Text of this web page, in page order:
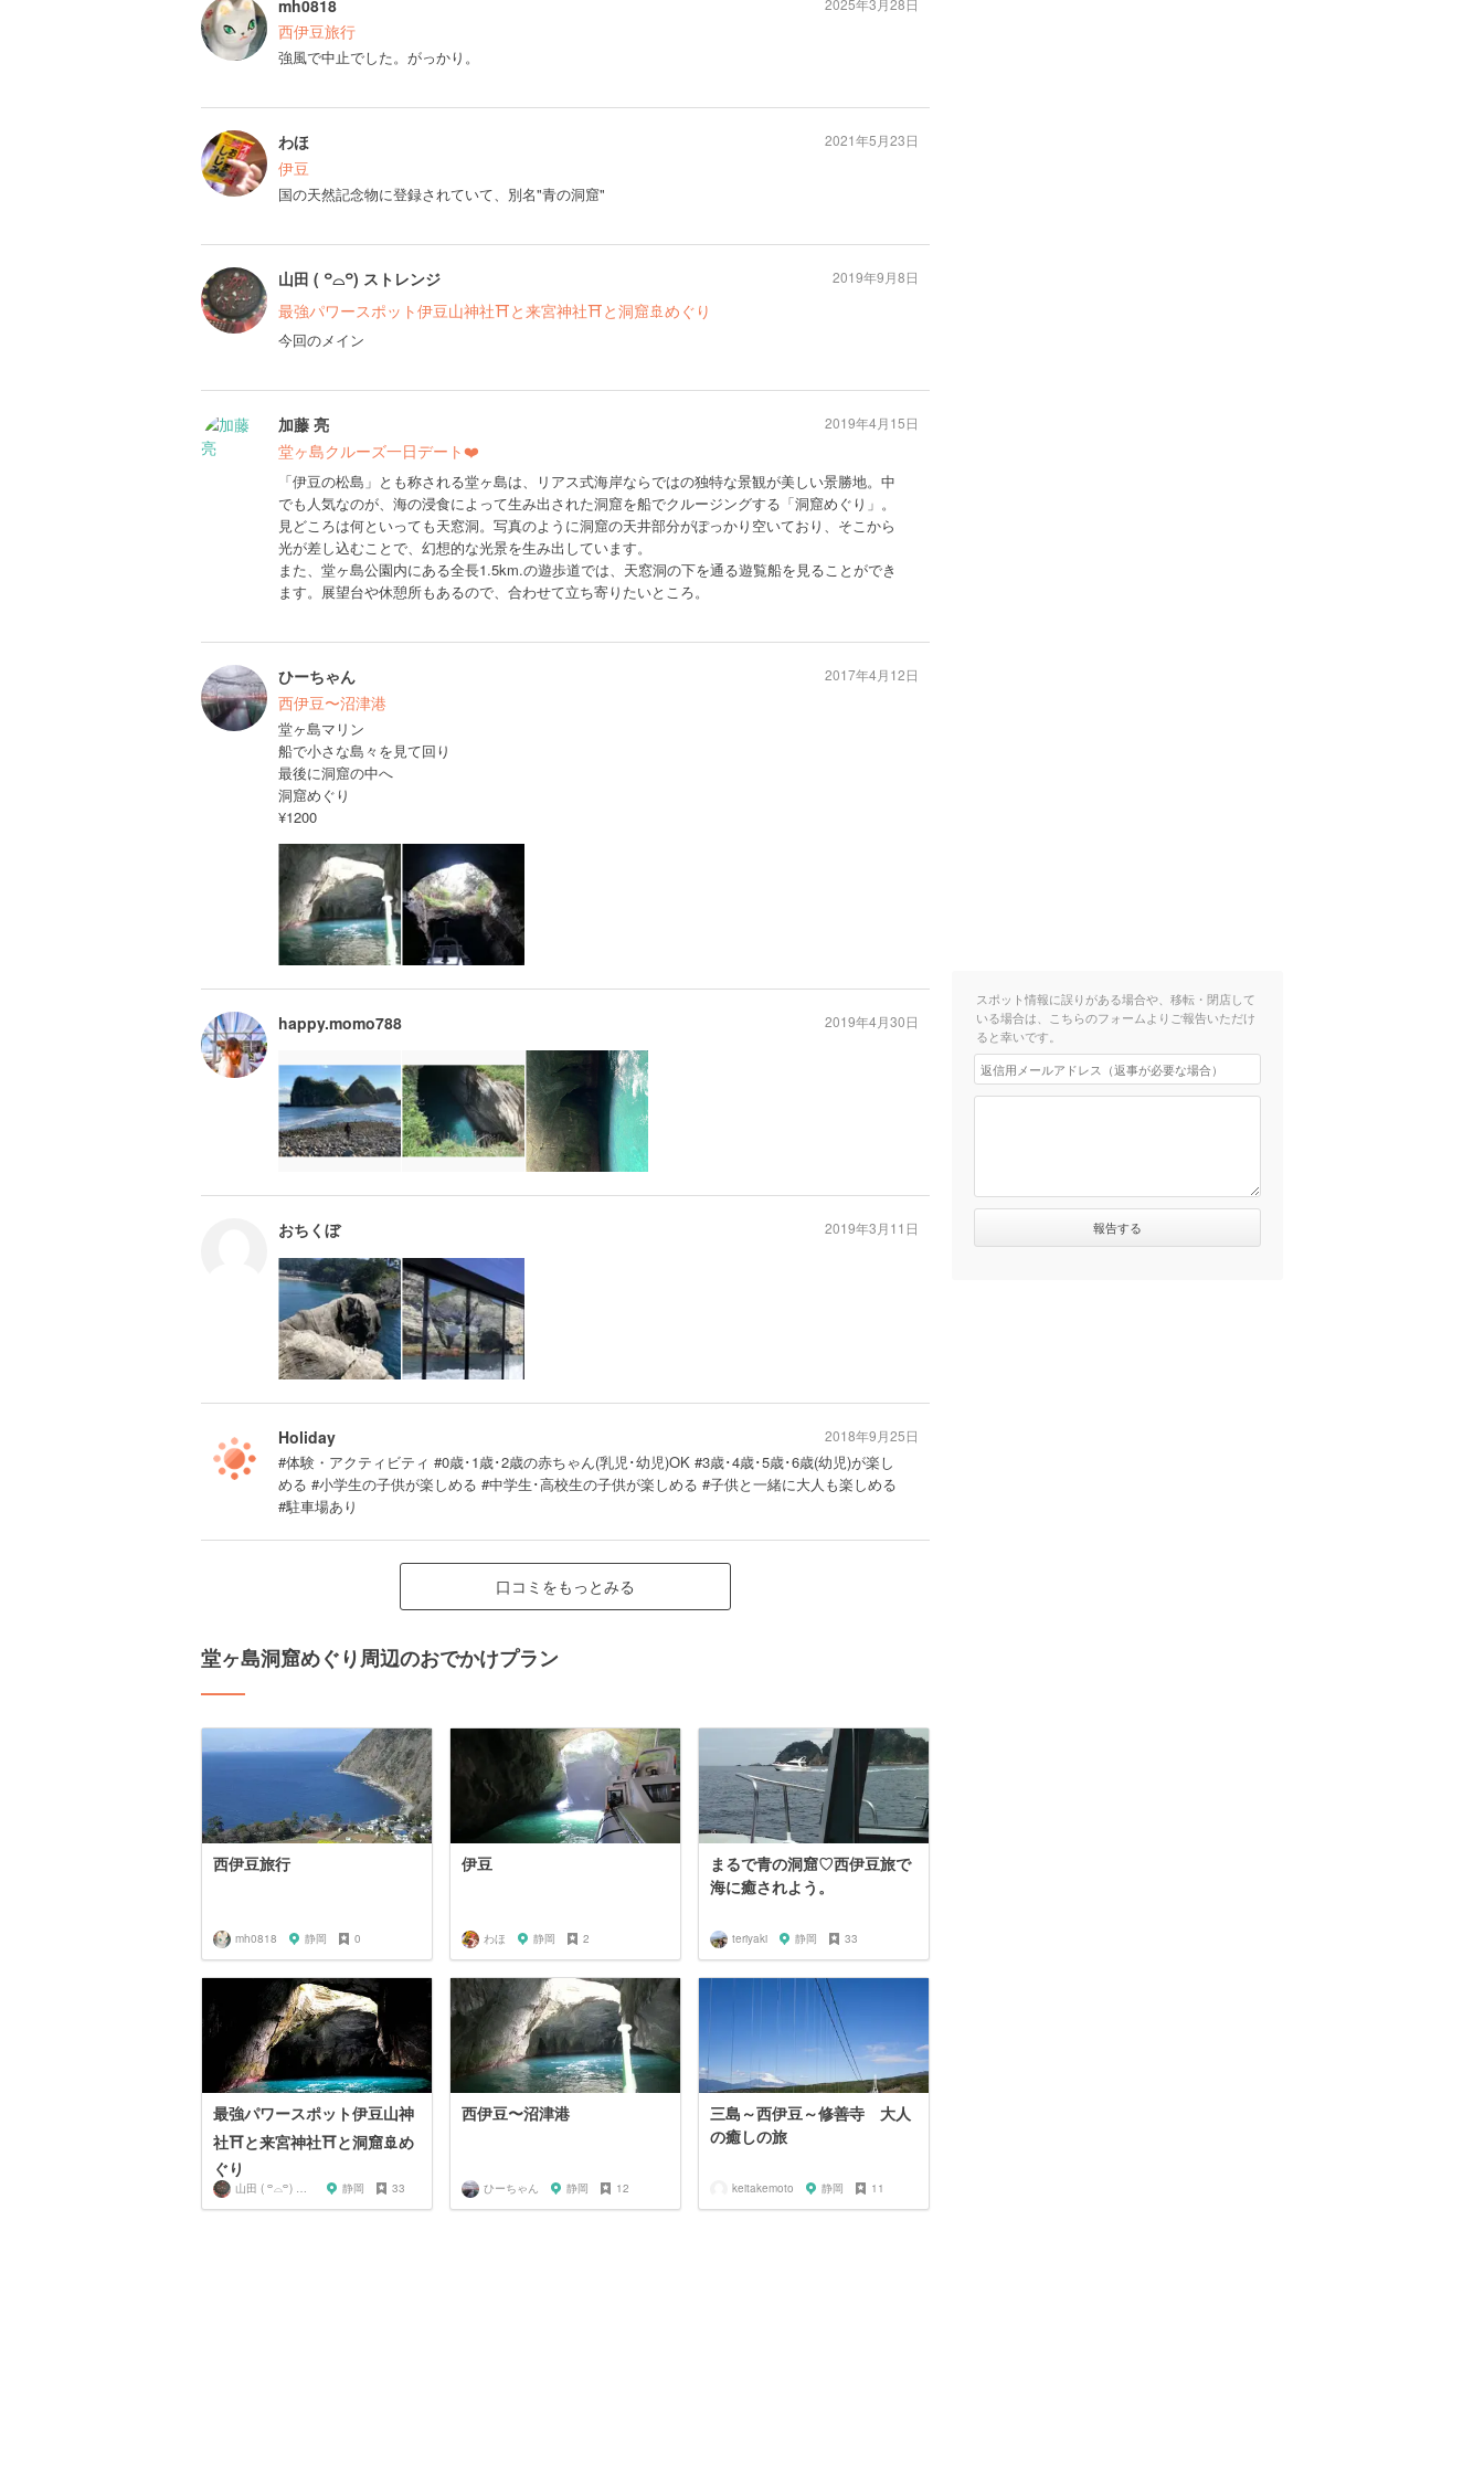
mh0818
西伊豆旅行
強風で中止でした。がっかり。
2025年3月28日
わほ
伊豆
国の天然記念物に登録されていて、別名"青の洞窟"
2021年5月23日
山田 ( ꒪⌓꒪) ストレンジ
最強パワースポット伊豆山神社⛩と来宮神社⛩と洞窟🚢めぐり
今回のメイン
2019年9月8日
加藤 亮
堂ヶ島クルーズ一日デート❤️
「伊豆の松島」とも称される堂ヶ島は、リアス式海岸ならではの独特な景観が美しい景勝地。中
でも人気なのが、海の浸食によって生み出された洞窟を船でクルージングする「洞窟めぐり」。
見どころは何といっても天窓洞。写真のように洞窟の天井部分がぽっかり空いており、そこから
光が差し込むことで、幻想的な光景を生み出しています。
また、堂ヶ島公園内にある全長1.5km.の遊歩道では、天窓洞の下を通る遊覧船を見ることができ
ます。展望台や休憩所もあるので、合わせて立ち寄りたいところ。
2019年4月15日
ひーちゃん
西伊豆〜沼津港
堂ヶ島マリン
船で小さな島々を見て回り
最後に洞窟の中へ
洞窟めぐり
¥1200
2017年4月12日
happy.momo788 2019年4月30日
おちくぼ 2019年3月11日
Holiday
#体験・アクティビティ #0歳･1歳･2歳の赤ちゃん(乳児･幼児)OK #3歳･4歳･5歳･6歳(幼児)が楽し
める #小学生の子供が楽しめる #中学生･高校生の子供が楽しめる #子供と一緒に大人も楽しめる
#駐車場あり
2018年9月25日
口コミをもっとみる
堂ヶ島洞窟めぐり周辺のおでかけプラン
西伊豆旅行
mh0818 静岡 0
伊豆
わほ 静岡 2
まるで青の洞窟♡西伊豆旅で
海に癒されよう。
teriyaki 静岡 33
最強パワースポット伊豆山神
社⛩と来宮神社⛩と洞窟🚢め
ぐり
山田 ( ꒪⌓꒪) ストレンジ 静岡 33
西伊豆〜沼津港
ひーちゃん 静岡 12
三島～西伊豆～修善寺 大人
の癒しの旅
keitakemoto 静岡 11
スポット情報に誤りがある場合や、移転・閉店して
いる場合は、こちらのフォームよりご報告いただけ
ると幸いです。